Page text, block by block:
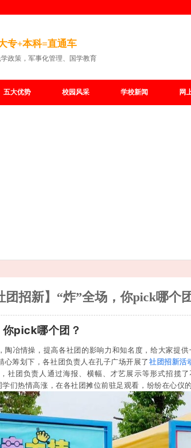
专+本科=直通车
政策，军事化管理、国学教育
五大优势 校园风采 学校新闻 网
团招新】“炸”全场，你pick哪个
你pick哪个团？
陶冶情操，提高各社团的影响力和知名度，给大家提
心筹划下，各社团负责人在孔子广场开展了社团招新活
社团负责人通过海报、横幅、才艺展示等形式招揽
们热情高涨，在各社团摊位前驻足观看，纷纷在心仪